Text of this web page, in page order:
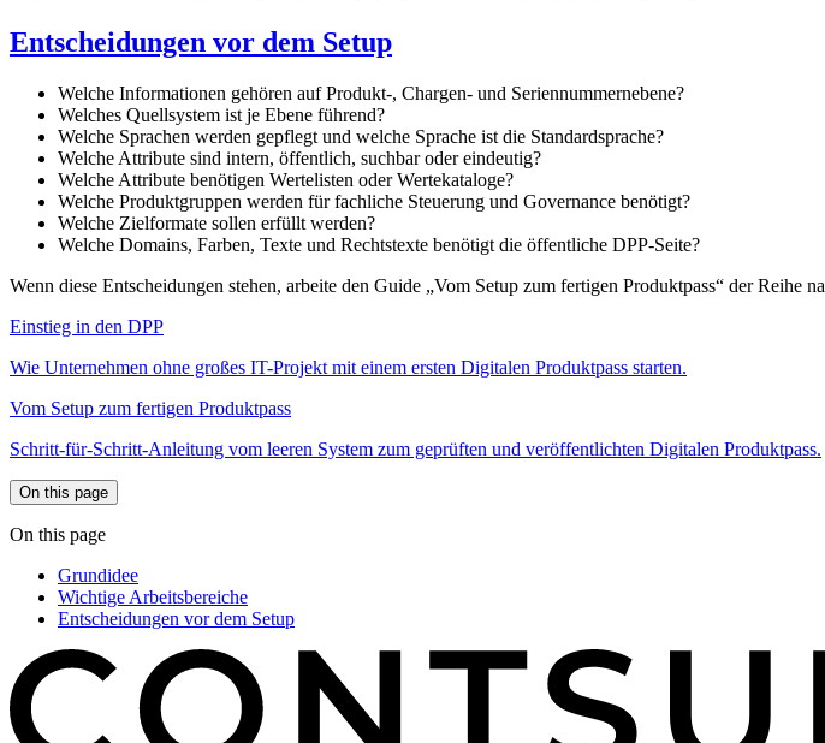
Entscheidungen vor dem Setup
Welche Informationen gehören auf Produkt-, Chargen- und Seriennummernebene?
Welches Quellsystem ist je Ebene führend?
Welche Sprachen werden gepflegt und welche Sprache ist die Standardsprache?
Welche Attribute sind intern, öffentlich, suchbar oder eindeutig?
Welche Attribute benötigen Wertelisten oder Wertekataloge?
Welche Produktgruppen werden für fachliche Steuerung und Governance benötigt?
Welche Zielformate sollen erfüllt werden?
Welche Domains, Farben, Texte und Rechtstexte benötigt die öffentliche DPP-Seite?
Wenn diese Entscheidungen stehen, arbeite den Guide „Vom Setup zum fertigen Produktpass“ der Reihe
Einstieg in den DPP
Wie Unternehmen ohne großes IT-Projekt mit einem ersten Digitalen Produktpass starten.
Vom Setup zum fertigen Produktpass
Schritt-für-Schritt-Anleitung vom leeren System zum geprüften und veröffentlichten Digitalen Produktpass.
On this page
On this page
Grundidee
Wichtige Arbeitsbereiche
Entscheidungen vor dem Setup